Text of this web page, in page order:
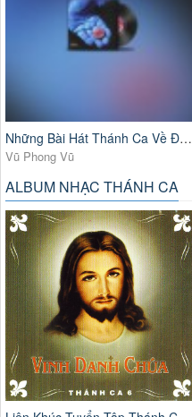
Những Bài Hát Thánh Ca Về Đức Mẹ
Vũ Phong Vũ
ALBUM NHẠC THÁNH CA